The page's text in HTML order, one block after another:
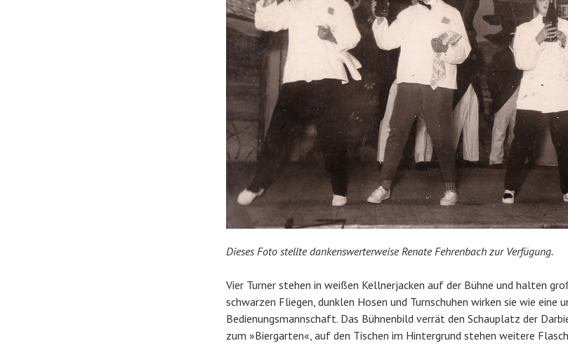
Dieses Foto stellte dankenswerterweise Renate Fehrenbach zur Verfügung.
Vier Turner stehen in weißen Kellnerjacken auf der Bühne und halten
schwarzen Fliegen, dunklen Hosen und Turnschuhen wirken sie wie eine
Bedienungsmannschaft. Das Bühnenbild verrät den Schauplatz der
zum »Biergarten«, auf den Tischen im Hintergrund stehen weitere